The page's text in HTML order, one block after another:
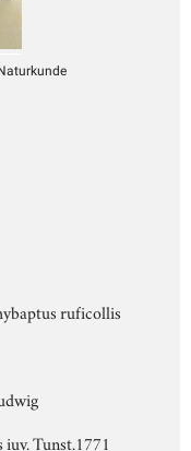
ruficollis
Tunst.1771